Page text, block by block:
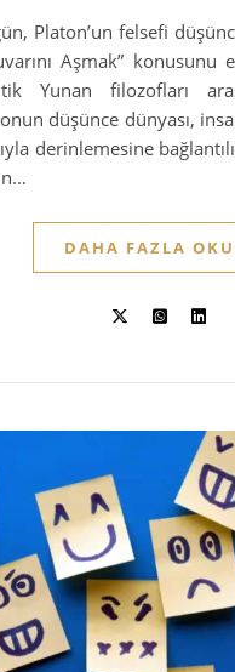
Platon’un felsefi
Aşmak” konusunu
Yunan filozofları
düşünce dünyası,
derinlemesine
DAHA FAZLA OKU